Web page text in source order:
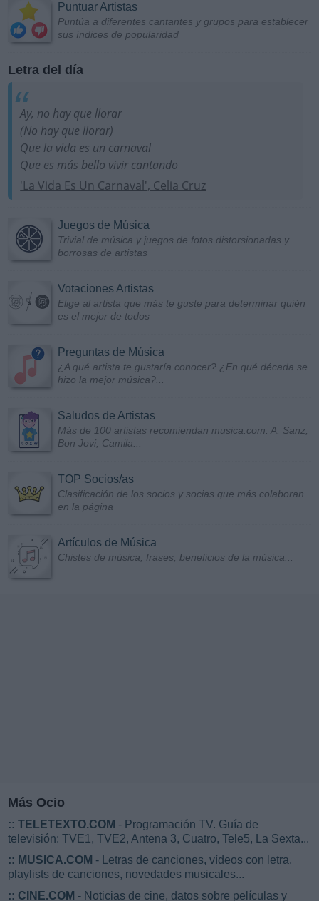
Puntuar Artistas
Puntúa a diferentes cantantes y grupos para establecer
sus índices de popularidad
Letra del día
Ay, no hay que llorar
(No hay que llorar)
Que la vida es un carnaval
Que es más bello vivir cantando
'La Vida Es Un Carnaval', Celia Cruz
Juegos de Música
Trivial de música y juegos de fotos distorsionadas y
borrosas de artistas
Votaciones Artistas
Elige al artista que más te guste para determinar quién
es el mejor de todos
Preguntas de Música
¿A qué artista te gustaría conocer? ¿En qué década se
hizo la mejor música?...
Saludos de Artistas
Más de 100 artistas recomiendan musica.com: A. Sanz,
Bon Jovi, Camila...
TOP Socios/as
Clasificación de los socios y socias que más colaboran
en la página
Artículos de Música
Chistes de música, frases, beneficios de la música...
Más Ocio
:: TELETEXTO.COM - Programación TV. Guía de
televisión: TVE1, TVE2, Antena 3, Cuatro, Tele5, La Sexta...
:: MUSICA.COM - Letras de canciones, vídeos con letra,
playlists de canciones, novedades musicales...
:: CINE.COM - Noticias de cine, datos sobre películas y